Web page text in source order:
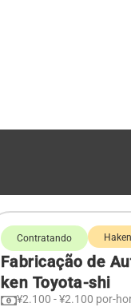
Contratando
Fabricação de
ken Toyota-shi
¥2.100 - ¥2.100 por-